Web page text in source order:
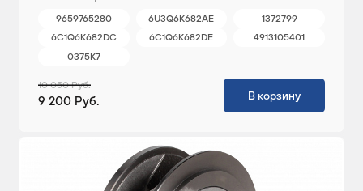
9659765280 6U3Q6K682AE
1372799
6C1Q6K682DC
6C1Q6K682DE
4913105401
0375K7
10 050 Руб.
9 200 Руб. В корзину